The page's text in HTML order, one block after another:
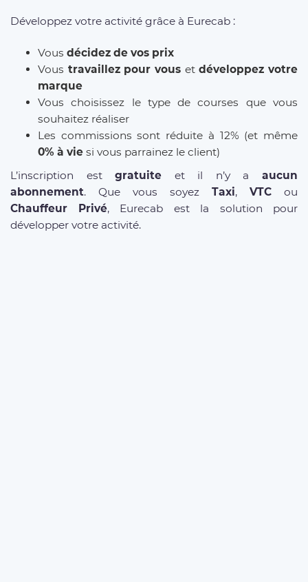
Développez votre activité grâce à Eurecab :
Vous décidez de vos prix
Vous travaillez pour vous etdéveloppez votre
marque
Vous choisissez le type de courses que vous
souhaitez réaliser
Les commissions sont réduite à 12% (et même
0% à vie si vous parrainez le client)
L’inscription estgratuite et il n’y aaucun
abonnement. Que vous soyez Taxi, VTC ou
Chauffeur Privé, Eurecab est la solution pour
développer votre activité.